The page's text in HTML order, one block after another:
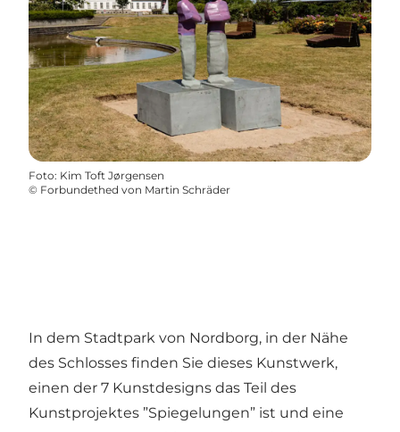
Foto: Kim Toft Jørgensen
© Forbundethed von Martin Schräder
In dem Stadtpark von Nordborg, in der Nähe
des Schlosses finden Sie dieses Kunstwerk,
einen der 7 Kunstdesigns das Teil des
Kunstprojektes ”Spiegelungen” ist und eine